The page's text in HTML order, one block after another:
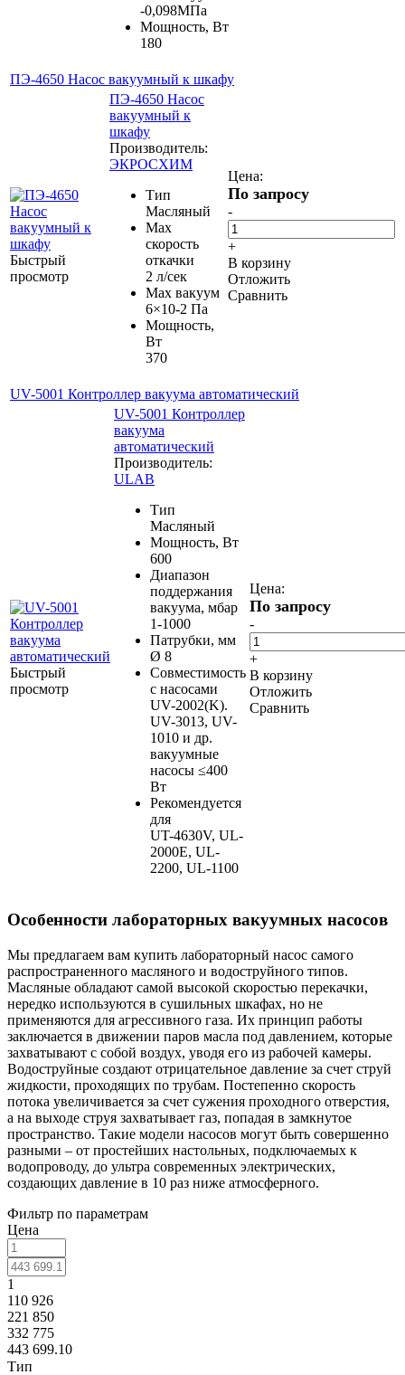
-0,098МПа
Мощность, Вт
180
ПЭ-4650 Насос вакуумный к шкафу
Быстрый
просмотр
ПЭ-4650 Насос
вакуумный к
шкафу
Производитель:
ЭКРОСХИМ
Тип
Масляный
Маx
скорость
откачки
2 л/сек
Мах вакуум
6×10-2 Па
Мощность,
Вт
370
Цена:
По запросу
-
+
В корзину
Отложить
Сравнить
UV-5001 Контроллер вакуума автоматический
Быстрый
просмотр
UV-5001 Контроллер
вакуума
автоматический
Производитель:
ULAB
Тип
Масляный
Мощность, Вт
600
Диапазон
поддержания
вакуума, мбар
1-1000
Патрубки, мм
Ø 8
Совместимость
с насосами
UV-2002(K).
UV-3013, UV-
1010 и др.
вакуумные
насосы ≤400
Вт
Рекомендуется
для
UT-4630V, UL-
2000E, UL-
2200, UL-1100
Цена:
По запросу
-
+
В корзину
Отложить
Сравнить
Особенности лабораторных вакуумных насосов
Мы предлагаем вам купить лабораторный насос самого
распространенного масляного и водоструйного типов.
Масляные обладают самой высокой скоростью перекачки,
нередко используются в сушильных шкафах, но не
применяются для агрессивного газа. Их принцип работы
заключается в движении паров масла под давлением, которые
захватывают с собой воздух, уводя его из рабочей камеры.
Водоструйные создают отрицательное давление за счет струй
жидкости, проходящих по трубам. Постепенно скорость
потока увеличивается за счет сужения проходного отверстия,
а на выходе струя захватывает газ, попадая в замкнутое
пространство. Такие модели насосов могут быть совершенно
разными – от простейших настольных, подключаемых к
водопроводу, до ультра современных электрических,
создающих давление в 10 раз ниже атмосферного.
Фильтр по параметрам
Цена
1
110 926
221 850
332 775
443 699.10
Тип